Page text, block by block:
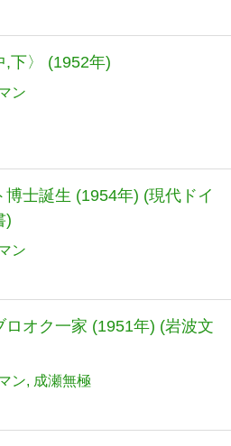
,下〉 (1952年)
ン
博士誕生 (1954年) (現代ドイ
)
ン
ロオク一家 (1951年) (岩波文
ン 成瀬無極